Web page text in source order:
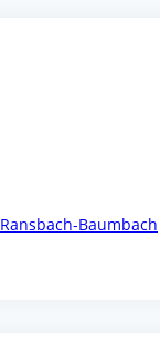
Ransbach-Baumbach